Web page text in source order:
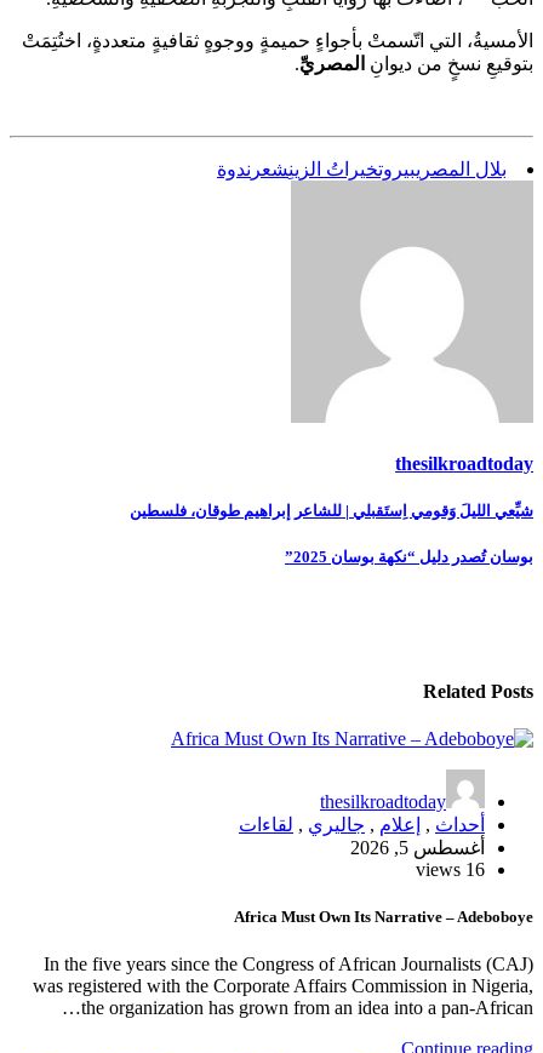
الأمسيةُ، التي اتّسمتْ بأجواءٍ حميمةٍ ووجوهٍ ثقافيةٍ متعددةٍ، اختُتِمَتْ
بتوقيعِ نسخٍ من ديوانِ المصريِّ.
بلال المصريبيروتخيراتُ الزينِشعر ندوة
thesilkroadtoday
تصفّح
المقالات
شيِّعي الليلَ وَقومي اِستَقبلي | للشاعر إبراهيم طوقان، فلسطين
بوسان تُصدر دليل “نكهة بوسان 2025”
Related Posts
thesilkroadtoday
أحداث , إعلام , جاليري , لقاءات
أغسطس 5, 2026
16 views
Africa Must Own Its Narrative – Adeboboye
In the five years since the Congress of African Journalists (CAJ)
was registered with the Corporate Affairs Commission in Nigeria,
the organization has grown from an idea into a pan-African…